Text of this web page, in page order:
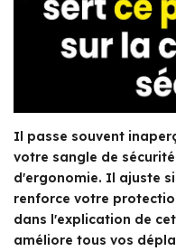
Il passe souvent
votre sangle de
d'ergonomie. Il ajuste
renforce votre
dans l'explication de
améliore tous vos